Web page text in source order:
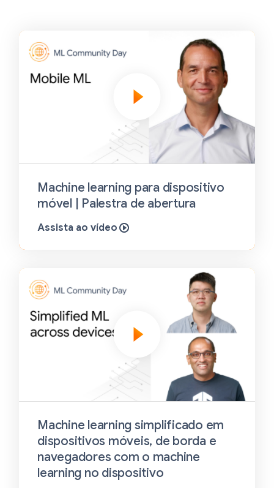
Machine learning para dispositivo
móvel | Palestra de abertura
Assista ao vídeo
Machine learning simplificado em
dispositivos móveis, de borda e
navegadores com o machine
learning no dispositivo